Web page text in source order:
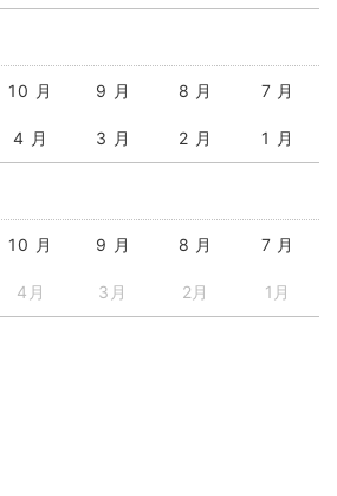
10 月 9 月 8 月 7 月
4 月 3 月 2 月 1 月
10 月 9 月 8 月 7 月
4月 3月 2月 1月